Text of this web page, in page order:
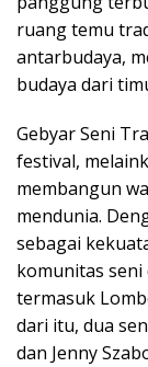
ruang temu
antarbudaya,
budaya dari
Gebyar Seni
festival,
membangun
mendunia.
sebagai
komunitas seni
termasuk
dari itu, dua
dan Jenny